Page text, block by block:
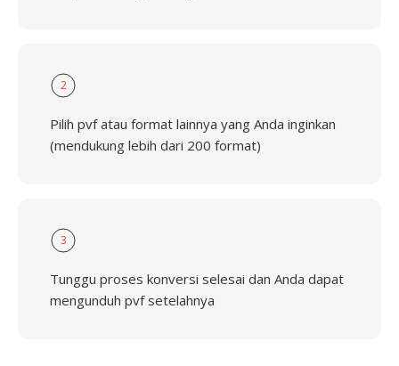
2
Pilih pvf atau format lainnya yang Anda inginkan
(mendukung lebih dari 200 format)
3
Tunggu proses konversi selesai dan Anda dapat
mengunduh pvf setelahnya